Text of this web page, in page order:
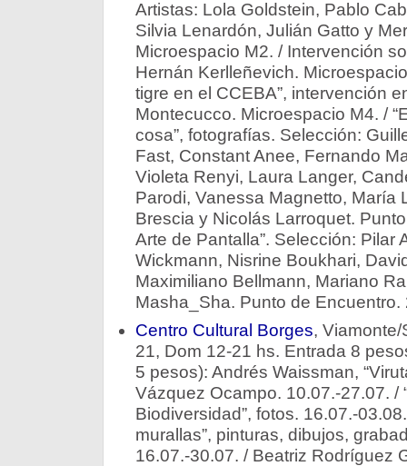
Artistas: Lola Goldstein, Pablo
Silvia Lenardón, Julián Gatto y
Microespacio M2. / Intervención
Hernán Kerlleñevich.
tigre en el CCEBA”, intervención
Montecucco. Microespacio M4. /
cosa”, fotografías. Selección:
Fast, Constant Anee, Fernando
Violeta Renyi, Laura Langer,
Parodi, Vanessa Magnetto, María
Brescia y Nicolás Larroquet.
Arte de Pantalla”. Selección: Pilar
Wickmann, Nisrine Boukhari,
Maximiliano Bellmann, Mariano
Masha_Sha. Punto de Encuentro.
Centro Cultural Borges,
21, Dom 12-21 hs. Entrada 8
5 pesos): Andrés Waissman,
Vázquez Ocampo. 10.07.-27.07. /
Biodiversidad”, fotos. 16.07.-
murallas”, pinturas, dibujos,
16.07.-30.07. / Beatriz Rodríguez